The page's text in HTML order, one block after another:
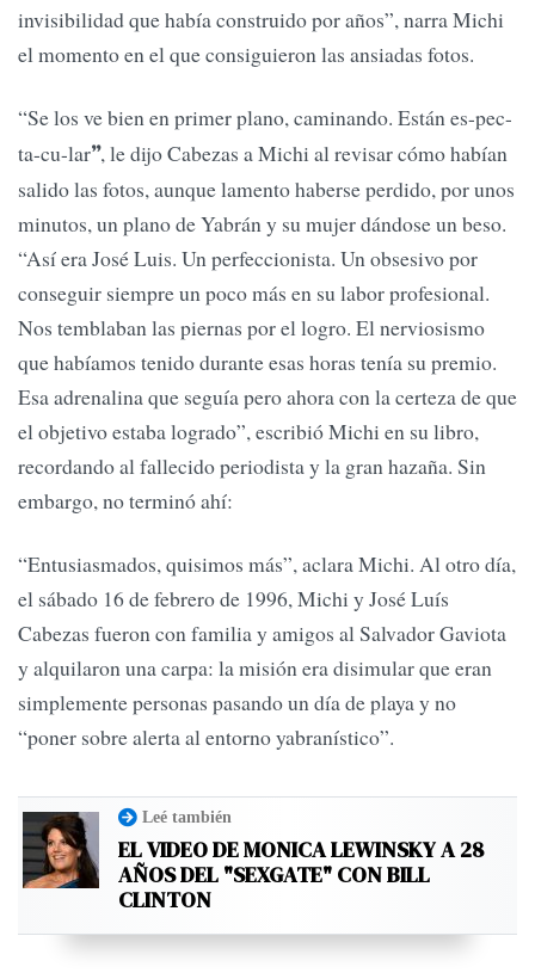
invisibilidad que había cons­truido por años”, narra Michi
el momento en el que consiguieron las ansiadas fotos.
“Se los ve bien en primer plano, caminando. Están es-pec-
ta-cu-lar”, le dijo Cabezas a Michi al revisar cómo habían
salido las fotos, aunque lamento haberse perdido, por unos
minutos, un plano de Yabrán y su mujer dándose un beso.
“Así era José Luis. Un perfeccionista. Un obsesivo por
conseguir siem­pre un poco más en su labor profesional.
Nos temblaban las piernas por el logro. El nerviosismo
que habíamos tenido durante esas horas tenía su premio.
Esa adrenalina que seguía pero ahora con la certeza de que
el objetivo estaba logrado”, escribió Michi en su libro,
recordando al fallecido periodista y la gran hazaña. Sin
embargo, no terminó ahí:
“Entusiasmados, quisimos más”, aclara Michi. Al otro día,
el sábado 16 de febrero de 1996, Michi y José Luís
Cabezas fueron con familia y amigos al Salvador Gaviota
y alquilaron una carpa: la misión era disimular que eran
simplemente personas pasando un día de playa y no
“poner sobre alerta al entorno yabranístico”.
Leé también
EL VIDEO DE MONICA LEWINSKY A 28
AÑOS DEL "SEXGATE" CON BILL
CLINTON